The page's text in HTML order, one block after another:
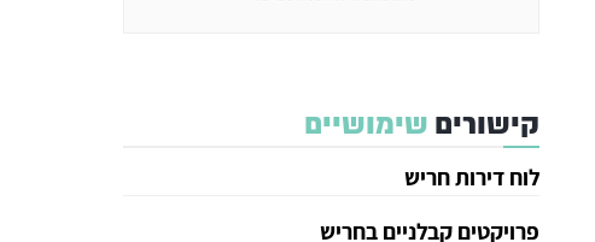
קישורים שימושיים
לוח דירות חריש
פרויקטים קבלניים בחריש